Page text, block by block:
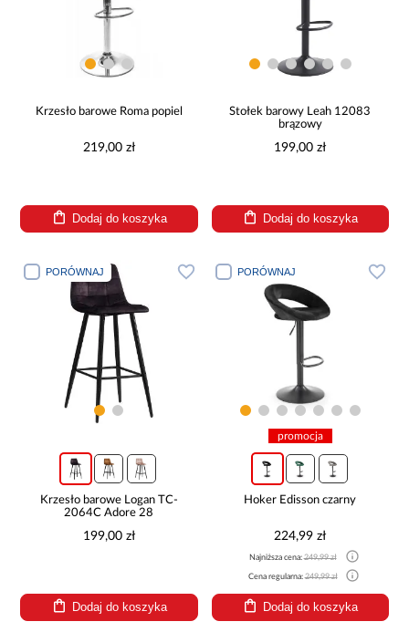
Krzesło barowe Roma popiel
219,00 zł
Dodaj do koszyka
Stołek barowy Leah 12083
brązowy
199,00 zł
Dodaj do koszyka
PORÓWNAJ
Krzesło barowe Logan TC-
2064C Adore 28
199,00 zł
Dodaj do koszyka
PORÓWNAJ
promocja
Hoker Edisson czarny
224,99 zł
Najniższa cena:249,99 zł
Cena regularna:249,99 zł
Dodaj do koszyka